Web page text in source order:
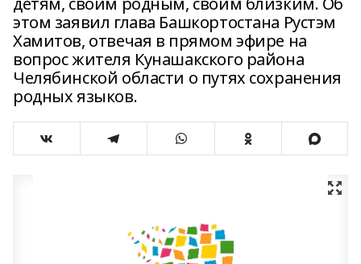
этом заявил глава Башкортостана Рустэм
Хамитов, отвечая в прямом эфире на
вопрос жителя Кунашакского района
Челябинской области о путях сохранения
родных языков.